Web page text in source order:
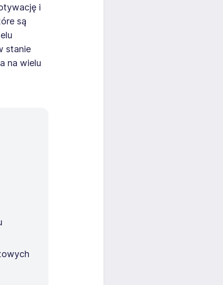
i
są
stanie
na wielu